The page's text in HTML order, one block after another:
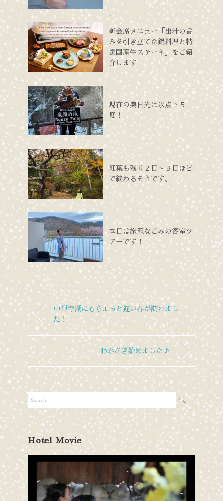
新会席メニュー「出汁の旨
みを引き立てた鍋料理と特
選国産牛ステーキ」をご紹
介します
現在の奥日光は氷点下５
度！
紅葉も残り２日～３日ほど
で終わるそうです。
本日は旅籠なごみの客室ツ
アーです！
中禅寺湖にもちょっと遅い春が訪れまし
た！
わかさぎ始めました♪
Hotel Movie